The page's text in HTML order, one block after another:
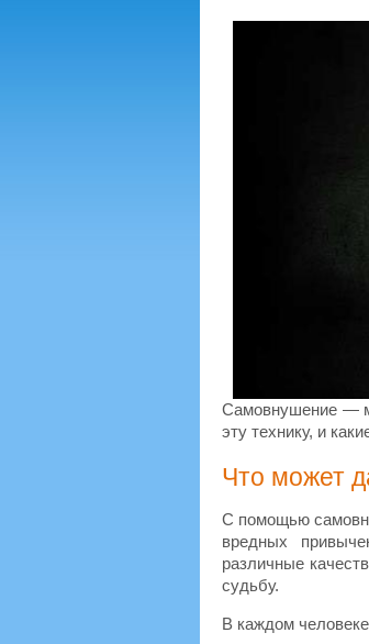
Самовнушение —
эту технику, и
Что может
С помощью
вредных
различные
судьбу.
В каждом